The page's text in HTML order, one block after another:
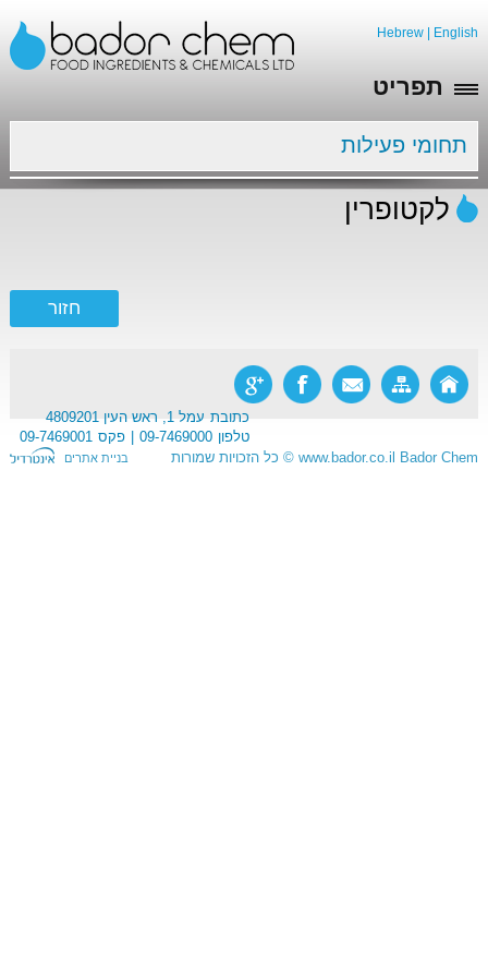
Hebrew English
תפריט
תחומי פעילות
לקטופרין
כתובת עמל 1, ראש העין 4809201
טלפון 09-7469000 פקס 09-7469001
Bador Chem
www.bador.co.il
© כל הזכויות שמורות בניית אתרים